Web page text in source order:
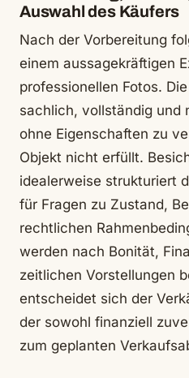
Auswahl des Käufers
Nach der Vorbereitung
einem aussagekräftigen
professionellen Fotos.
sachlich, vollständig und
ohne Eigenschaften zu
Objekt nicht erfüllt.
idealerweise strukturiert
für Fragen zu Zustand,
rechtlichen
werden nach Bonität,
zeitlichen Vorstellungen
entscheidet sich der
der sowohl finanziell
zum geplanten